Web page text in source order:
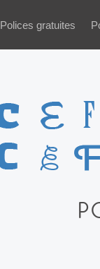
Polices gratuites